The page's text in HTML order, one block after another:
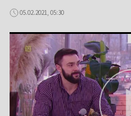
05.02.2021, 05:30